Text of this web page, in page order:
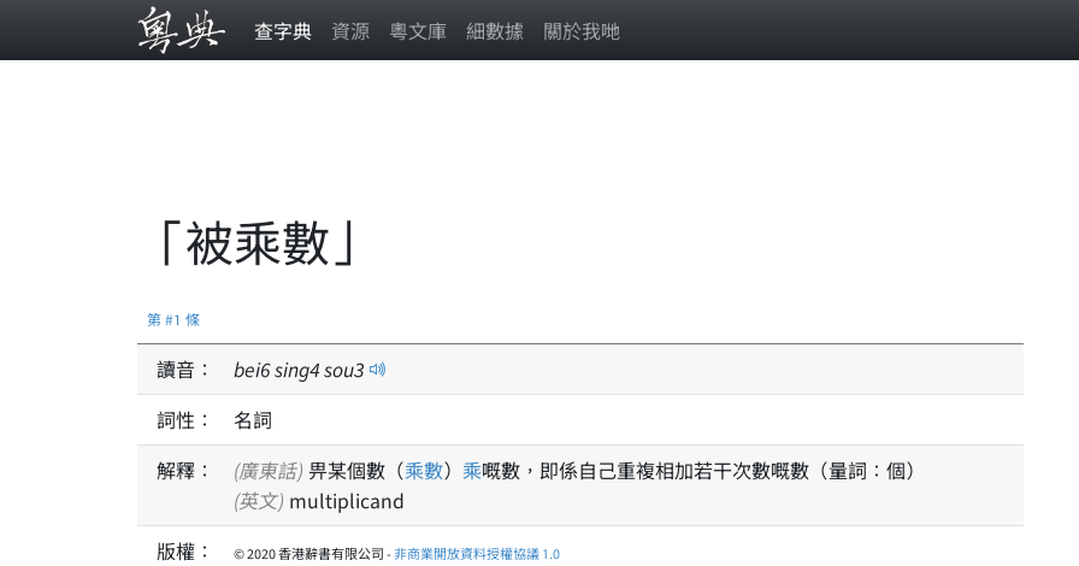
查字典 資源 粵文庫 細數據 關於我哋
「被乘數」
第 #1 條
讀音： bei6sing4sou3
詞性：
名詞
解釋：
(廣東話) 畀某個數（乘數） 乘嘅數，即係自己重複相加若干次數嘅數（量詞：個）
(英文) multiplicand
版權：
© 2020 香港辭書有限公司 -非商業開放資料授權協議 1.0